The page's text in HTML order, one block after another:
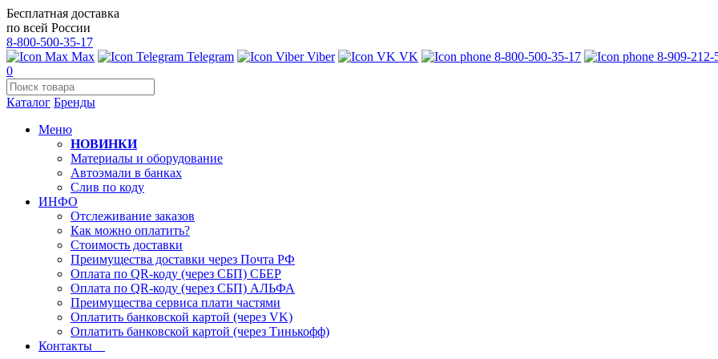
Бесплатная доставка
по всей России
8-800-500-35-17
Max
Telegram Viber VK 8-800-500-35-17
8-909-212-
0
Каталог Бренды
Меню
НОВИНКИ
Материалы и оборудование
Автоэмали в банках
Слив по коду
ИНФО
Отслеживание заказов
Как можно оплатить?
Стоимость доставки
Преимущества доставки через Почта РФ
Оплата по QR-коду (через СБП) СБЕР
Оплата по QR-коду (через СБП) АЛЬФА
Преимущества сервиса плати частями
Оплатить банковской картой (через VK)
Оплатить банковской картой (через Тинькофф)
Контакты